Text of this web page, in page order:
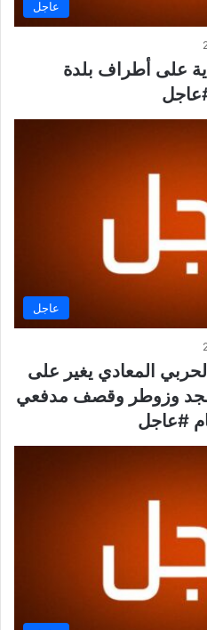
عاجل
على أطراف بلدة
عاجل
المعادي يغير على
وزوطر وقصف مدفعي
#عاجل